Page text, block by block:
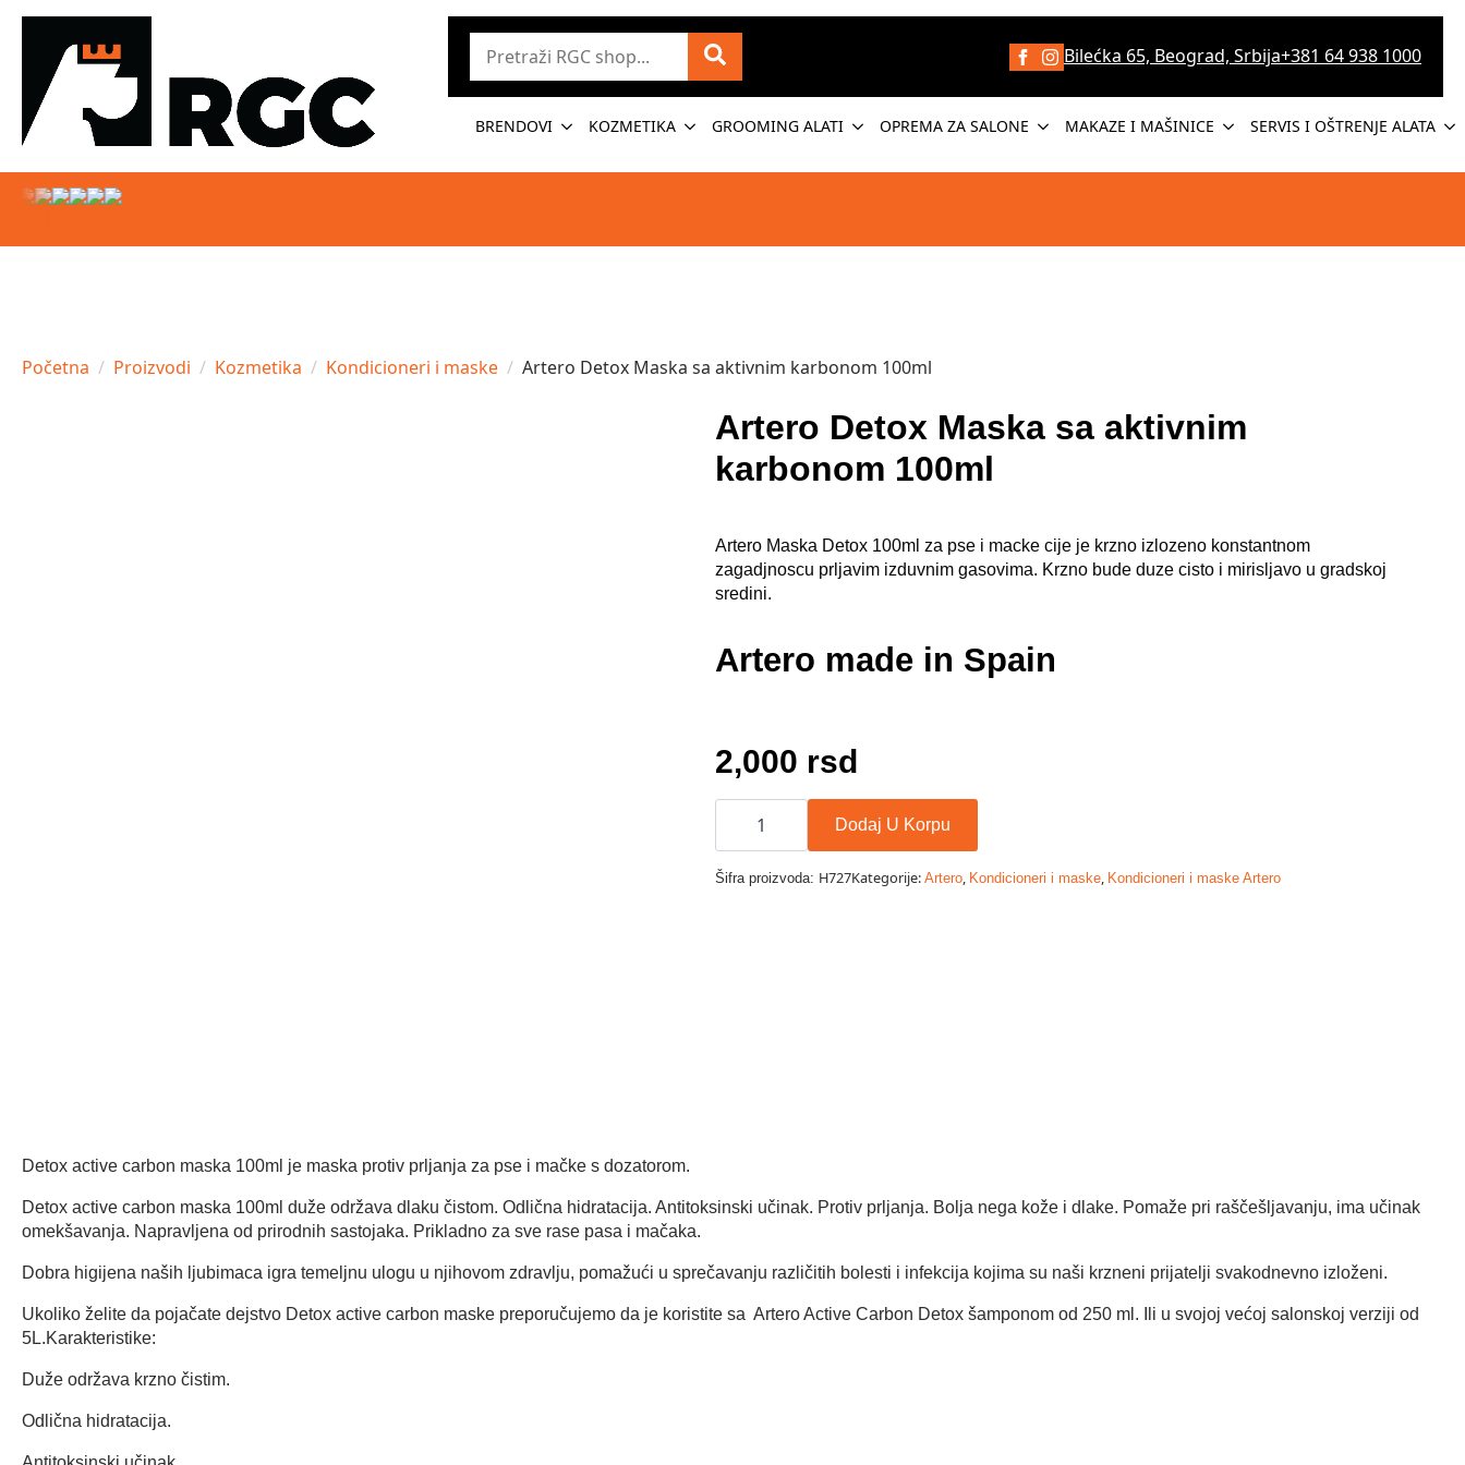
Bilećka 65, Beograd, Srbija+381 64 938 1000
BRENDOVI KOZMETIKA GROOMING ALATI OPREMA ZA SALONE MAKAZE I MAŠINICE SERVIS I OŠTRENJE ALATA
Početna Proizvodi Kozmetika Kondicioneri i maske Artero Detox Maska sa aktivnim karbonom 100ml
Artero Detox Maska sa aktivnim
karbonom 100ml
Artero Maska Detox 100ml za pse i macke cije je krzno izlozeno konstantnom
zagadjnoscu prljavim izduvnim gasovima. Krzno bude duze cisto i mirisljavo u gradskoj
sredini.
Artero made in Spain
2,000 rsd
Artero
Detox
sa
aktivnim
karbonom
Dodaj U Korpu
Šifra proizvoda: H727Kategorije: Artero Kondicioneri i maske Kondicioneri i maske Artero
Detox active carbon maska 100ml je maska ​​protiv prljanja za pse i mačke s dozatorom.
Detox active carbon maska 100ml duže održava dlaku čistom. Odlična hidratacija. Antitoksinski učinak. Protiv prljanja. Bolja nega kože i dlake. Pomaže pri raščešljavanju, ima učinak
omekšavanja. Napravljena od prirodnih sastojaka. Prikladno za sve rase pasa i mačaka.
Dobra higijena naših ljubimaca igra temeljnu ulogu u njihovom zdravlju, pomažući u sprečavanju različitih bolesti i infekcija kojima su naši krzneni prijatelji svakodnevno izloženi.
Ukoliko želite da pojačate dejstvo Detox active carbon maske preporučujemo da je koristite sa Artero Active Carbon Detox šamponom od 250 ml. Ili u svojoj većoj salonskoj verziji od
5L.Karakteristike:
Duže održava krzno čistim.
Odlična hidratacija.